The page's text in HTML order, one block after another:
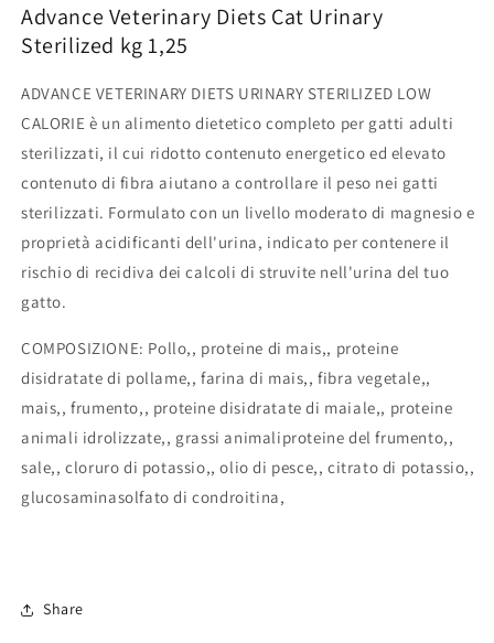
Sterilized
kg
Sterilized
kg
1,25
Advance Veterinary Diets Cat Urinary
Sterilized kg 1,25
ADVANCE VETERINARY DIETS URINARY STERILIZED LOW
CALORIE è un alimento dietetico completo per gatti adulti
sterilizzati, il cui ridotto contenuto energetico ed elevato
contenuto di fibra aiutano a controllare il peso nei gatti
sterilizzati. Formulato con un livello moderato di magnesio e
proprietà acidificanti dell'urina, indicato per contenere il
rischio di recidiva dei calcoli di struvite nell'urina del tuo
gatto.
COMPOSIZIONE: Pollo,, proteine di mais,, proteine
disidratate di pollame,, farina di mais,, fibra vegetale,,
mais,, frumento,, proteine disidratate di maiale,, proteine
animali idrolizzate,, grassi animaliproteine del frumento,,
sale,, cloruro di potassio,, olio di pesce,, citrato di potassio,,
glucosaminasolfato di condroitina,
Share